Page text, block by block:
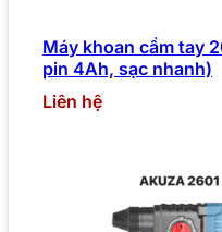
Máy khoan cầm tay
pin 4Ah, sạc nhanh)
Liên hệ